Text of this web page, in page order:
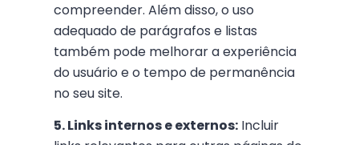
compreender. Além disso, o uso
adequado de parágrafos e listas
também pode melhorar a experiência
do usuário e o tempo de permanência
no seu site.
5. Links internos e externos: Incluir